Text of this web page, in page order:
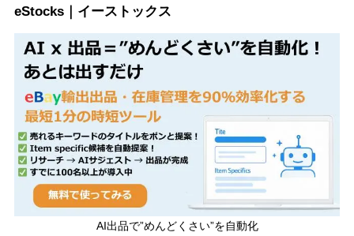
eStocks｜イーストックス
AI出品で”めんどくさい”を自動化